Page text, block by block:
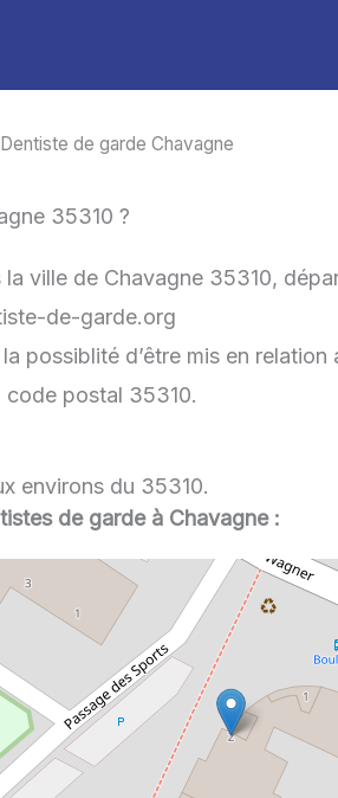
de garde Chavagne
35310 ?
ville de Chavagne 35310,
de-garde.org
possiblité d’être mis en
postal 35310.
environs du 35310.
de garde à Chavagne :